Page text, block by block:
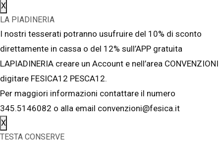
X
LA PIADINERIA
I nostri tesserati potranno usufruire del 10% di sconto
direttamente in cassa o del 12% sull’APP gratuita
LAPIADINERIA creare un Account e nell’area CONVENZIONI
digitare FESICA12 PESCA12.
Per maggiori informazioni contattare il numero
345.5146082 o alla email convenzioni@fesica.it
X
TESTA CONSERVE